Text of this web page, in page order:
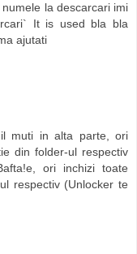
la descarcari imi
It is used bla bla
ajutati
muti in alta parte, ori
din folder-ul respectiv
ori inchizi toate
respectiv (Unlocker te